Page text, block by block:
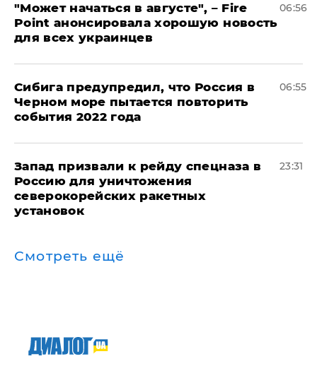
"Может начаться в августе", – Fire
Point анонсировала хорошую новость
для всех украинцев
06:56
Сибига предупредил, что Россия в
Черном море пытается повторить
события 2022 года
06:55
Запад призвали к рейду спецназа в
Россию для уничтожения
северокорейских ракетных
установок
23:31
Смотреть ещё